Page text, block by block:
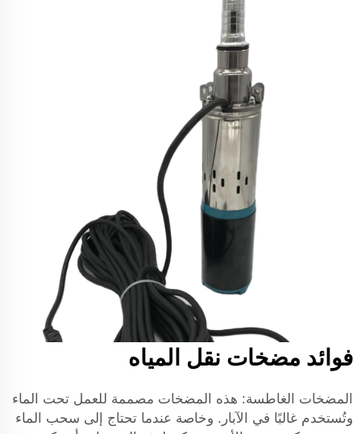
فوائد مضخات نقل المياه
المضخات الغاطسة: هذه المضخات مصممة للعمل تحت الماء
وتُستخدم غالبًا في الآبار. وخاصة عندما تحتاج إلى سحب الماء